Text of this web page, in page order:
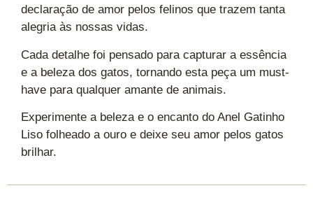
declaração de amor pelos felinos que trazem tanta
alegria às nossas vidas.
Cada detalhe foi pensado para capturar a essência
e a beleza dos gatos, tornando esta peça um must-
have para qualquer amante de animais.
Experimente a beleza e o encanto do Anel Gatinho
Liso folheado a ouro e deixe seu amor pelos gatos
brilhar.